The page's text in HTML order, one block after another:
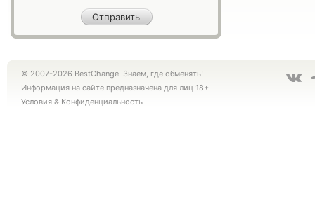
© 2007-2026 BestChange. Знаем, где обменять!
Информация на сайте предназначена для лиц 18+
Условия & Конфиденциальность